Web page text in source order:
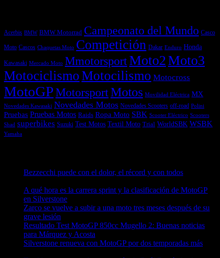
Acerbis BMW BMW Motorrad Campeonato del Mundo Casco
Moto Cascos Chaquetas Moto Competición Dakar Enduro Honda
Kawasaki Mercado Moto MmotorsportMoto2Moto3
MotociclismoMotocilismo Motocross
MotoGPMotorsportMotos Movilidad Eléctrica MX
Novedades Kawasaki Novedades Motos Novedades Scooters off-road Polini
Pruebas Pruebas Motos Raids Ropa Moto SBK Scooter Eléctrico Scooters
Shad superbikes Suzuki Test Motos Textil Moto Trial WorldSBK WSBK
Yamaha
Bezzecchi puede con el dolor, el récord y con todos
A qué hora es la carrera sprint y la clasificación de MotoGP
en Silverstone
Zarco se vuelve a subir a una moto tres meses después de su
grave lesión
Resultado Test MotoGP 850cc Mugello 2: Buenas noticias
para Márquez y Acosta
Silverstone renueva con MotoGP por dos temporadas más